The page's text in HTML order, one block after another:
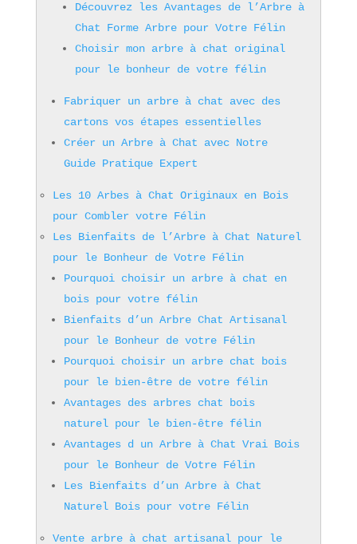
Découvrez les Avantages de l’Arbre à
Chat Forme Arbre pour Votre Félin
Choisir mon arbre à chat original
pour le bonheur de votre félin
Fabriquer un arbre à chat avec des
cartons vos étapes essentielles
Créer un Arbre à Chat avec Notre
Guide Pratique Expert
Les 10 Arbes à Chat Originaux en Bois
pour Combler votre Félin
Les Bienfaits de l’Arbre à Chat Naturel
pour le Bonheur de Votre Félin
Pourquoi choisir un arbre à chat en
bois pour votre félin
Bienfaits d’un Arbre Chat Artisanal
pour le Bonheur de votre Félin
Pourquoi choisir un arbre chat bois
pour le bien-être de votre félin
Avantages des arbres chat bois
naturel pour le bien-être félin
Avantages d un Arbre à Chat Vrai Bois
pour le Bonheur de Votre Félin
Les Bienfaits d’un Arbre à Chat
Naturel Bois pour votre Félin
Vente arbre à chat artisanal pour le